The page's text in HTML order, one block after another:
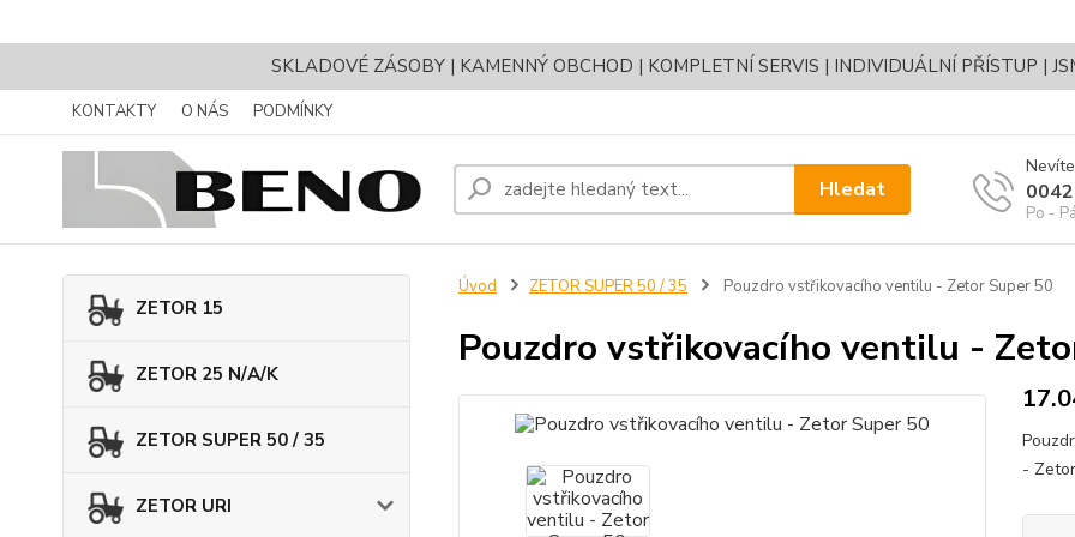
SKLADOVÉ ZÁSOBY | KAMENNÝ OBCHOD | KOMPLETNÍ SERVIS | INDIVIDUÁLNÍ PŘÍSTUP |
KONTAKTY O NÁS PODMÍNKY
Hledat
Po -
ZETOR 15
ZETOR 25 N/A/K
ZETOR SUPER 50 / 35
ZETOR URI
Úvod ZETOR SUPER 50 / 35 Pouzdro vstřikovacího ventilu - Zetor Super 50
Pouzdro vstřikovacího ventilu -
-